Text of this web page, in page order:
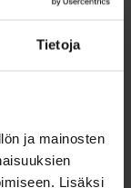
Tietoja
ja mainosten
Lisäksi
on suunnattu
tulevaisuus on
rooli